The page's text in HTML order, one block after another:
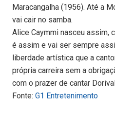
Maracangalha (1956). Até a
vai cair no samba.
Alice Caymmi nasceu assim,
é assim e vai ser sempre
liberdade artística que a
própria carreira sem a
com o prazer de cantar
Fonte: G1 Entretenimento